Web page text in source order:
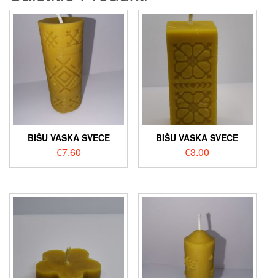
BIŠU VASKA SVECE
€7.60
BIŠU VASKA SVECE
€3.00